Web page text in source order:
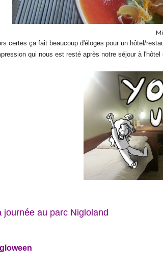
certes ça fait beaucoup d'éloges pour un hôtel/
qui nous est resté après notre séjour à
journée au parc Nigloland